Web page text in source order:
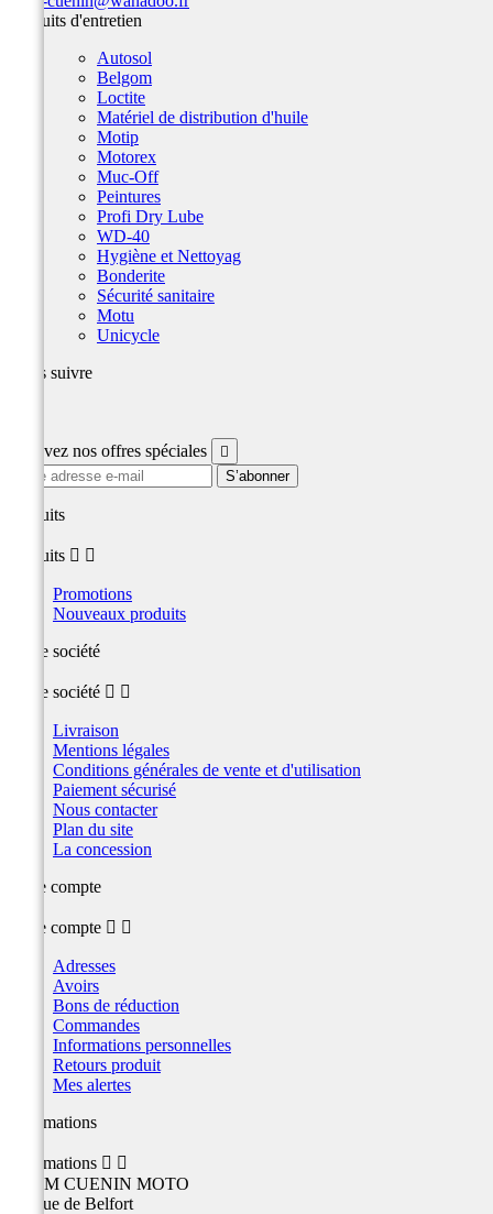
Produits d'entretien
Autosol
Belgom
Loctite
Matériel de distribution d'huile
Motip
Motorex
Muc-Off
Peintures
Profi Dry Lube
WD-40
Hygiène et Nettoyag
Bonderite
Sécurité sanitaire
Motu
Unicycle
Nous suivre
Recevez nos offres spéciales 
produits
produits  
Promotions
Nouveaux produits
Notre société
Notre société  
Livraison
Mentions légales
Conditions générales de vente et d'utilisation
Paiement sécurisé
Nous contacter
Plan du site
La concession
Votre compte
Votre compte  
Adresses
Avoirs
Bons de réduction
Commandes
Informations personnelles
Retours produit
Mes alertes
Informations
Informations  
TEAM CUENIN MOTO
26 Rue de Belfort